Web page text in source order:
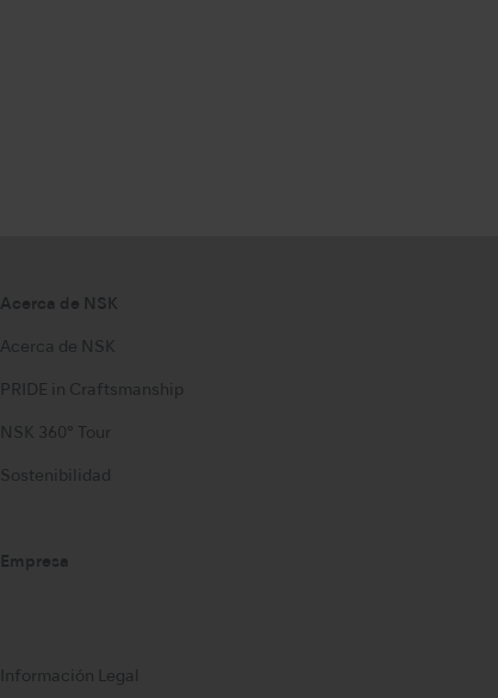
Acerca de NSK
Acerca de NSK
PRIDE in Craftsmanship
NSK 360° Tour
Sostenibilidad
Empresa
Información Legal